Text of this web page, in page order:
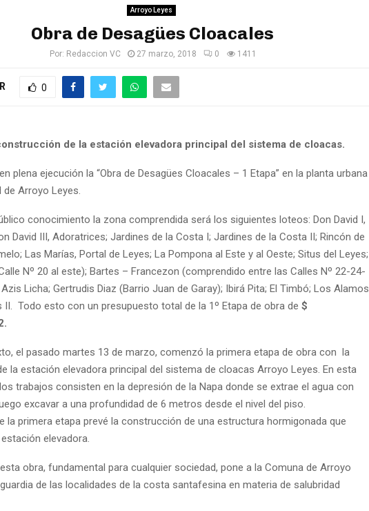
Arroyo Leyes
Obra de Desagües Cloacales
Por: Redaccion VC 27 marzo, 2018 0 1411
0
de la estación elevadora principal del sistema de cloacas.
plena ejecución la “Obra de Desagües Cloacales – 1 Etapa” en la planta urbana
Arroyo Leyes.
conocimiento la zona comprendida será los siguientes loteos: Don David I,
David III, Adoratrices; Jardines de la Costa I; Jardines de la Costa II; Rincón de
Las Marías, Portal de Leyes; La Pompona al Este y al Oeste; Situs del Leyes;
Nº 20 al este); Bartes – Francezon (comprendido entre las Calles Nº 22-24-
Licha; Gertrudis Diaz (Barrio Juan de Garay); Ibirá Pita; El Timbó; Los Alamos
II. Todo esto con un presupuesto total de la 1º Etapa de obra de $
el pasado martes 13 de marzo, comenzó la primera etapa de obra con la
la estación elevadora principal del sistema de cloacas Arroyo Leyes. En esta
trabajos consisten en la depresión de la Napa donde se extrae el agua con
excavar a una profundidad de 6 metros desde el nivel del piso.
la primera etapa prevé la construcción de una estructura hormigonada que
elevadora.
obra, fundamental para cualquier sociedad, pone a la Comuna de Arroyo
de las localidades de la costa santafesina en materia de salubridad